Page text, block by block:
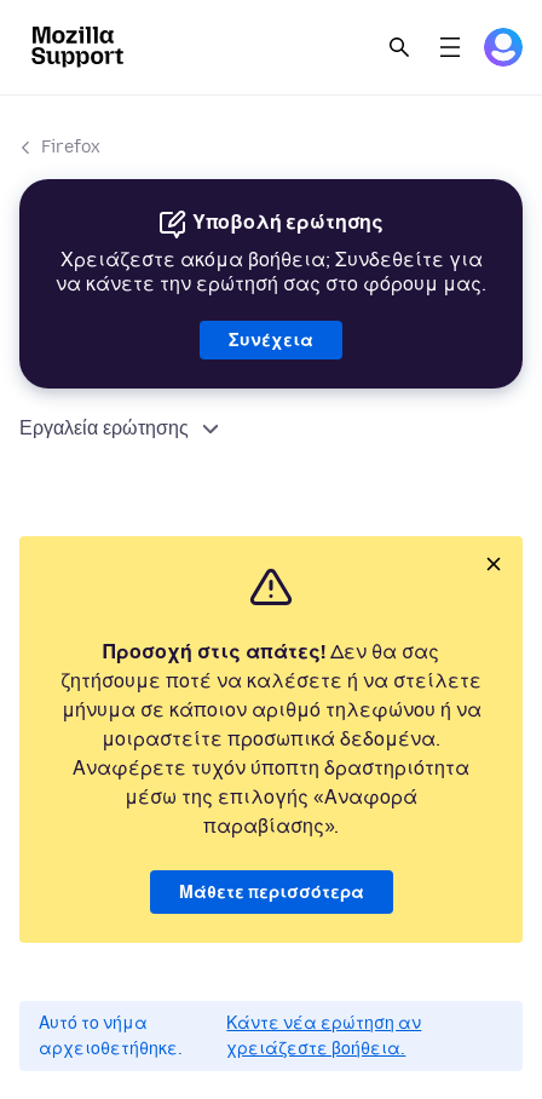
Firefox
Υποβολή ερώτησης
Χρειάζεστε ακόμα βοήθεια; Συνδεθείτε για
να κάνετε την ερώτησή σας στο φόρουμ μας.
Συνέχεια
Εργαλεία ερώτησης
Προσοχή στις απάτες! Δεν θα σας
ζητήσουμε ποτέ να καλέσετε ή να στείλετε
μήνυμα σε κάποιον αριθμό τηλεφώνου ή να
μοιραστείτε προσωπικά δεδομένα.
Αναφέρετε τυχόν ύποπτη δραστηριότητα
μέσω της επιλογής «Αναφορά
παραβίασης».
Μάθετε περισσότερα
Αυτό το νήμα
αρχειοθετήθηκε.
Κάντε νέα ερώτηση αν
χρειάζεστε βοήθεια.